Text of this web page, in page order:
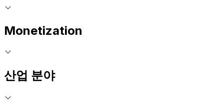
Monetization
산업 분야